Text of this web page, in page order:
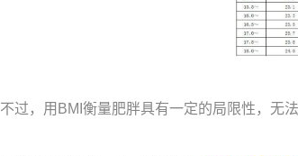
不过，用BMI衡量肥胖具有一定的局限性，无